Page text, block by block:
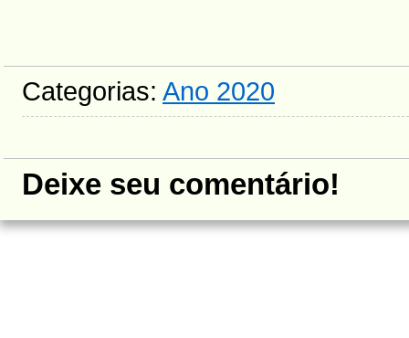
Categorias: Ano 2020
Deixe seu comentário!